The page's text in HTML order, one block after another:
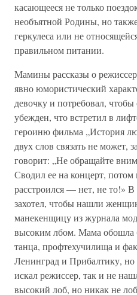
касающееся не только
необъятной Родины, но
геркулеса или не
правильном питании.
Мамины рассказы о
явно юмористический
девочку и потребовал,
убежден, что встретил в
героиню фильма „История
двух слов связать не может,
говорит: „Не обращайте
Сводил ее на концерт,
расстроился — нет, не то!» В
захотел, чтобы нашли
манекенщицу из журнала
высоким лбом. Мама обошла
танца, профтехучилища и
Ленинград и Прибалтику,
искал режиссер, так и не
высокий лоб, но никак не